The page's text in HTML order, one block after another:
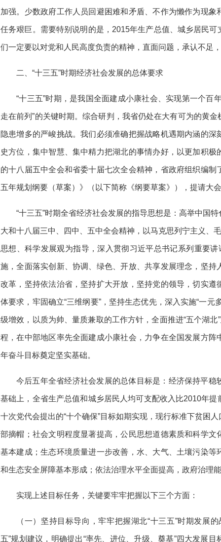
加强。少数政府工作人员回避困难和矛盾、不作为懒作为现
任务艰巨。需要特别说明的是，2015年生产总值、城乡居民
们一定要以对党和人民高度负责的精神，直面问题，承认不足
二、“十三五”时期经济社会发展的总体要求
“十三五”时期，是我国全面建成小康社会、实现第一个百
走在前列”的关键时期。综合研判，我省仍处在大有可为的黄
隐患增多的严峻挑战。我们必须准确把握战略机遇期内涵的
史方位，集中智慧、集中精力把湖北的事情办好，以更加积
的十八届五中全会和省委十届七次全会精神，省政府组织编
五年规划纲要（草案）》（以下简称《纲要草案》），提请大
“十三五”时期全省经济社会发展的指导思想是：高举中国
大和十八届三中、四中、五中全会精神，以马克思列宁主义、
思想、科学发展观为指导，深入贯彻习近平总书记系列重要
施，全面落实创新、协调、绿色、开放、共享发展理念，坚
改革，坚持依法治省，坚持扩大开放，坚持党的领导，切实
体要求，牢固确立“三维纲要”，坚持生态优先，深入实施“一元
级增效，以质为帅、量质兼取的工作方针，全面推进“五个湖北
程，在中部地区率先全面建成小康社会，力争在全国发展方
年奋斗目标奠定坚实基础。
今后五年全省经济社会发展的总体目标是：经济保持平
基础上，全省生产总值和城乡居民人均可支配收入比2010年
十次党代会提出的“十个确保”目标如期实现，现行标准下贫困
部摘帽；社会文明程度显著提高，公民思想道德素质和科学
基本建成；生态环境质量进一步改善，水、大气、土壤污染
和生态安全屏障基本形成；依法治理水平全面提高，政府治理
实现上述目标任务，关键要牢牢把握以下三个方面：
（一）坚持目标导向，牢牢把握湖北“十三五”时期发展
五”规划建议，明确提出“率先、进位、升级、奠基”四大发展